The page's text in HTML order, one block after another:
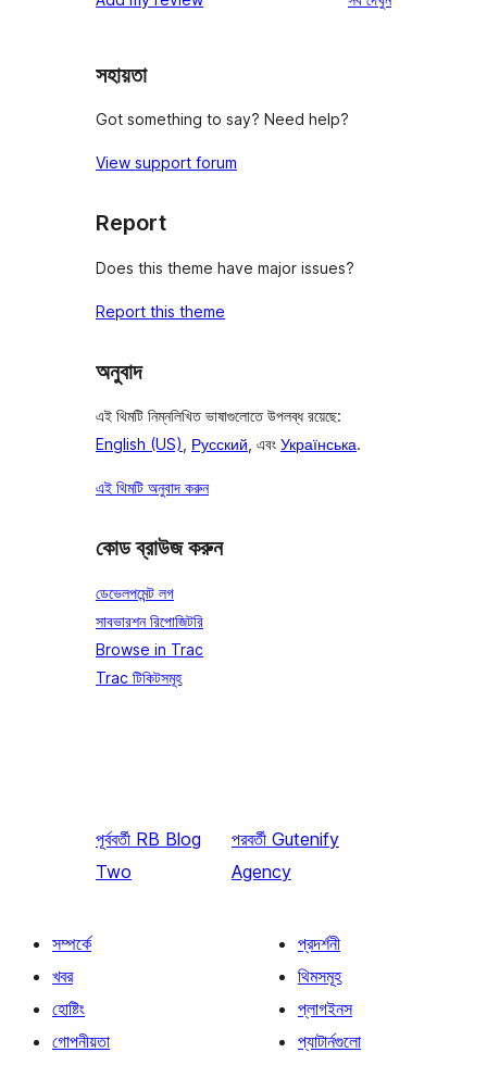
সহায়তা
Got something to say? Need help?
View support forum
Report
Does this theme have major issues?
Report this theme
অনুবাদ
এই থিমটি নিম্নলিখিত ভাষাগুলোতে উপলব্ধ রয়েছে:
English (US), Русский, এবং Українська.
এই থিমটি অনুবাদ করুন
কোড ব্রাউজ করুন
ডেভেলপমেন্ট লগ
সাবভারশন রিপোজিটরি
Browse in Trac
Trac টিকিটসমূহ
পূর্ববর্তী RB Blog
Two
পরবর্তী Gutenify
Agency
সম্পর্কে
খবর
হোষ্টিং
গোপনীয়তা
প্রদর্শনী
থিমসমূহ
প্লাগইনস
প্যাটার্নগুলো